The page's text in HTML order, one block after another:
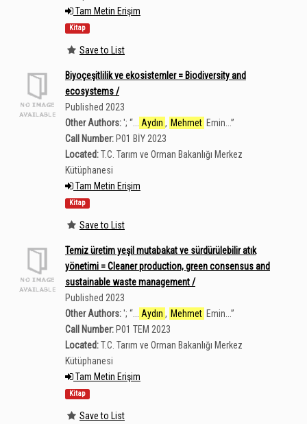
Tam Metin Erişim
Kitap
Save to List
Biyoçeşitlilik ve ekosistemler = Biodiversity and
ecosystems /
Published 2023
Other Authors:'; “ Aydın , Mehmet Emin...”
Call Number: P01 BİY 2023
Located:T.C. Tarım ve Orman Bakanlığı Merkez
Kütüphanesi
Tam Metin Erişim
Kitap
Save to List
Temiz üretim yeşil mutabakat ve sürdürülebilir atık
yönetimi = Cleaner production, green consensus and
sustainable waste management /
Published 2023
Other Authors:'; “ Aydın , Mehmet Emin...”
Call Number: P01 TEM 2023
Located:T.C. Tarım ve Orman Bakanlığı Merkez
Kütüphanesi
Tam Metin Erişim
Kitap
Save to List